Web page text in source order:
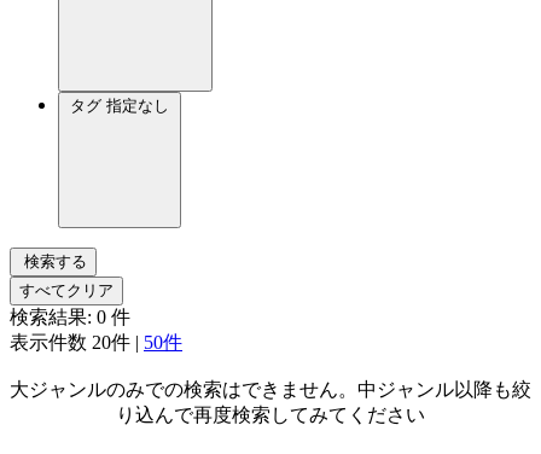
タグ 指定なし
検索する
すべてクリア
検索結果: 0 件
表示件数 20件 | 50件
大ジャンルのみでの検索はできません。中ジャンル以降も絞
り込んで再度検索してみてください